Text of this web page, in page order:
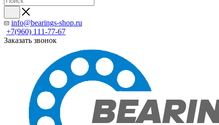
info@bearings-shop.ru
+7(960) 111-77-67
Заказать звонок